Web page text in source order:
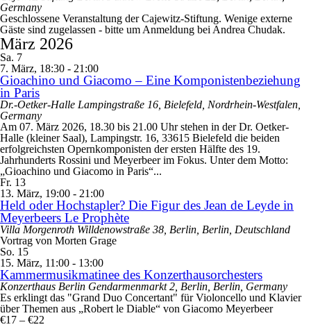
Germany
Geschlossene Veranstaltung der Cajewitz-Stiftung. Wenige externe
Gäste sind zugelassen - bitte um Anmeldung bei Andrea Chudak.
März 2026
Sa. 7
7. März, 18:30 - 21:00
Gioachino und Giacomo – Eine Komponistenbeziehung
in Paris
Dr.-Oetker-Halle Lampingstraße 16, Bielefeld, Nordrhein-Westfalen,
Germany
Am 07. März 2026, 18.30 bis 21.00 Uhr stehen in der Dr. Oetker-
Halle (kleiner Saal), Lampingstr. 16, 33615 Bielefeld die beiden
erfolgreichsten Opernkomponisten der ersten Hälfte des 19.
Jahrhunderts Rossini und Meyerbeer im Fokus. Unter dem Motto:
„Gioachino und Giacomo in Paris“...
Fr. 13
13. März, 19:00 - 21:00
Held oder Hochstapler? Die Figur des Jean de Leyde in
Meyerbeers Le Prophète
Villa Morgenroth Willdenowstraße 38, Berlin, Berlin, Deutschland
Vortrag von Morten Grage
So. 15
15. März, 11:00 - 13:00
Kammermusikmatinee des Konzerthausorchesters
Konzerthaus Berlin Gendarmenmarkt 2, Berlin, Berlin, Germany
Es erklingt das "Grand Duo Concertant" für Violoncello und Klavier
über Themen aus „Robert le Diable“ von Giacomo Meyerbeer
€17 – €22